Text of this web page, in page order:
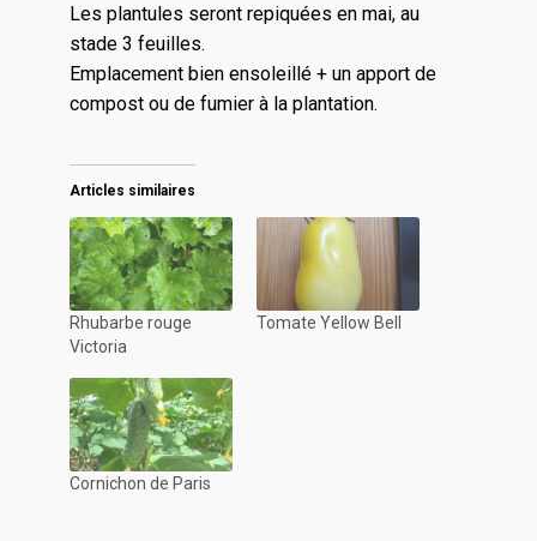
Les plantules seront repiquées en mai, au
stade 3 feuilles.
Emplacement bien ensoleillé + un apport de
compost ou de fumier à la plantation.
Articles similaires
Rhubarbe rouge
Victoria
Tomate Yellow Bell
Cornichon de Paris